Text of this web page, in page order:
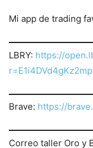
Mi app de trading
LBRY: https://
Brave: https://
Correo taller Oro y